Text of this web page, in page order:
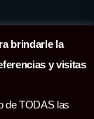
brindarle la
y visitas
de TODAS las